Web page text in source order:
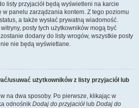
listy przyjaciół będą wyświetleni na karcie
w panelu zarządzania kontem. Z tego poziomu
a także wysłać prywatną wiadomość.
posty tych użytkowników mogą być
dodany do listy wrogów, wszystkie posty
nie będą wyświetlane.
usuwać użytkowników z listy przyjaciół lub
na dwa sposoby. Po pierwsze, klikając w
odnośnik Dodaj do przyjaciół lub Dodaj do